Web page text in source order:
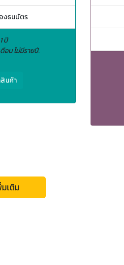
งธนบัตร
ปี
อน ไม่มีรายปี.
นค้า
เติม